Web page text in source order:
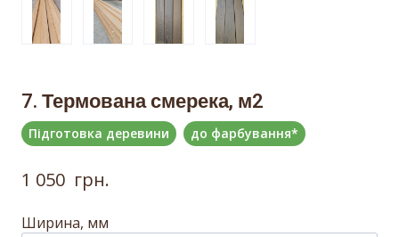
7. Термована смерека, м2
Підготовка деревини до фарбування*
1 050  грн.
Ширина, мм